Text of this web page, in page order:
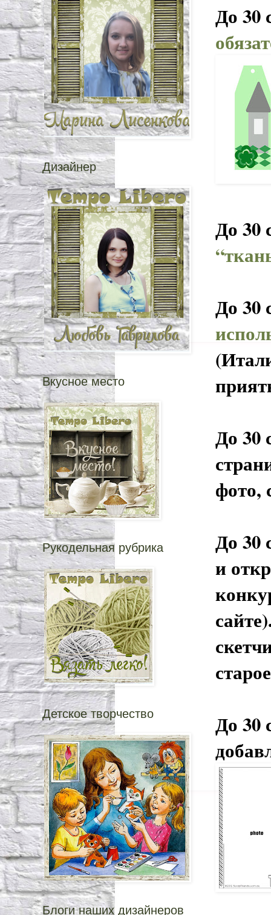
До 30
До 30
До 30
До 30
фото,
До 30
и
До 30
Дизайнер
Вкусное место
Рукодельная рубрика
Детское творчество
Блоги наших дизайнеров